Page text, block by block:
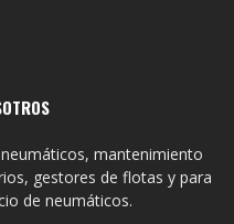
mantenimiento
gestores de flotas y para
de neumáticos.